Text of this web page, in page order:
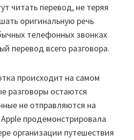
читать перевод, не теряя
оригинальную речь
телефонных звонках
перевод всего разговора.
происходит на самом
разговоры остаются
не отправляются на
продемонстрировала
организации путешествия